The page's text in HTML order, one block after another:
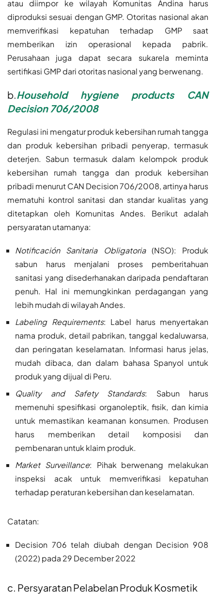
atau diimpor ke wilayah Komunitas Andina harus
diproduksi sesuai dengan GMP. Otoritas nasional akan
memverifikasi kepatuhan terhadap GMP saat
memberikan izin operasional kepada pabrik.
Perusahaan juga dapat secara sukarela meminta
sertifikasi GMP dari otoritas nasional yang berwenang.
b.Household hygiene products CAN
Decision 706/2008
Regulasi ini mengatur produk kebersihan rumah tangga
dan produk kebersihan pribadi penyerap, termasuk
deterjen. Sabun termasuk dalam kelompok produk
kebersihan rumah tangga dan produk kebersihan
pribadi menurut CAN Decision 706/2008, artinya harus
mematuhi kontrol sanitasi dan standar kualitas yang
ditetapkan oleh Komunitas Andes. Berikut adalah
persyaratan utamanya:
Notificación Sanitaria Obligatoria(NSO): Produk
sabun harus menjalani proses pemberitahuan
sanitasi yang disederhanakan daripada pendaftaran
penuh. Hal ini memungkinkan perdagangan yang
lebih mudah di wilayah Andes.
Labeling Requirements: Label harus menyertakan
nama produk, detail pabrikan, tanggal kedaluwarsa,
dan peringatan keselamatan. Informasi harus jelas,
mudah dibaca, dan dalam bahasa Spanyol untuk
produk yang dijual di Peru.
Quality and Safety Standards: Sabun harus
memenuhi spesifikasi organoleptik, fisik, dan kimia
untuk memastikan keamanan konsumen. Produsen
harus memberikan detail komposisi dan
pembenaran untuk klaim produk.
Market Surveillance: Pihak berwenang melakukan
inspeksi acak untuk memverifikasi kepatuhan
terhadap peraturan kebersihan dan keselamatan.
Catatan:
Decision 706 telah diubah dengan Decision 908
(2022) pada 29 December 2022
c. Persyaratan Pelabelan Produk Kosmetik